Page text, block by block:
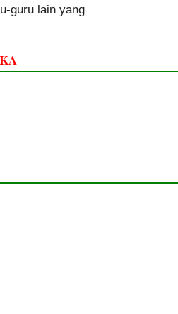
guru lain yang